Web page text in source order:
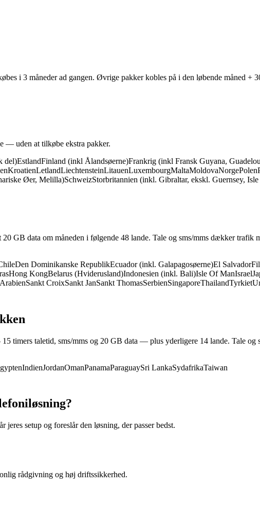
i 3 måneder ad gangen. Øvrige pakker kobles på i den løbende måned +
— uden at tilkøbe ekstra pakker.
del)EstlandFinland (inkl Ålandsøerne)Frankrig (inkl Fransk Guyana,
KroatienLetlandLiechtensteinLitauenLuxembourgMaltaMoldovaNorgePolen
Øer, Melilla)SchweizStorbritannien (inkl. Gibraltar, ekskl. Guernsey,
GB data om måneden i følgende 48 lande. Tale og sms/mms dækker
Den Dominikanske RepublikEcuador (inkl. Galapagosøerne)El Salvador
Hong KongBelarus (Hviderusland)Indonesien (inkl. Bali)Isle Of ManIsrael
Sankt CroixSankt JanSankt ThomasSerbienSingaporeThailandTyrkiet
timers taletid, sms/mms og 20 GB data — plus yderligere 14 lande. Tale
IndienJordanOmanPanamaParaguaySri LankaSydafrikaTaiwan
setup og foreslår den løsning, der passer bedst.
rådgivning og høj driftssikkerhed.